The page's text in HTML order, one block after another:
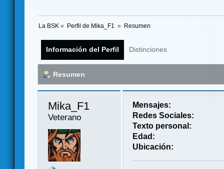
La BSK » Perfil de Mika_F1 » Resumen
Información del Perfil Distinciones
Resumen
Mika_F1
Veterano
Mensajes:
Redes Sociales:
Texto personal:
Edad:
Ubicación: